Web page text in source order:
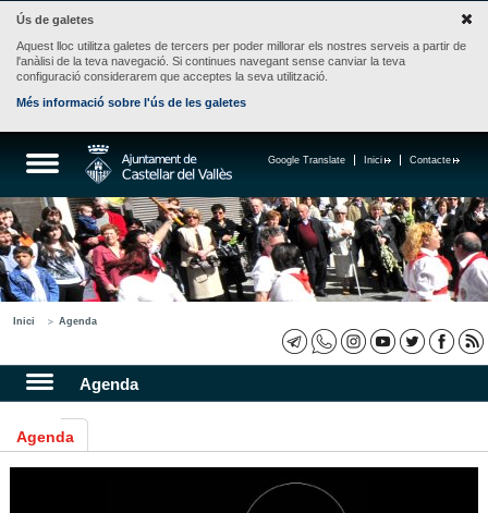
Ús de galetes
Aquest lloc utilitza galetes de tercers per poder millorar els nostres serveis a partir de
l'anàlisi de la teva navegació. Si continues navegant sense canviar la teva
configuració considerarem que acceptes la seva utilització.
Més informació sobre l'ús de les galetes
Contacte
Inici
Google Translate
Inici Agenda
Agenda
Agenda